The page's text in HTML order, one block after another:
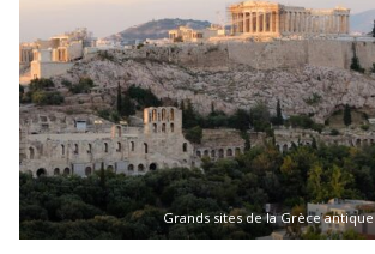
Grands sites de la Grèce antique